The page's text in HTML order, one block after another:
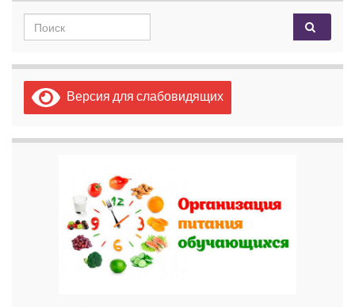
Search for:
Версия для слабовидящих